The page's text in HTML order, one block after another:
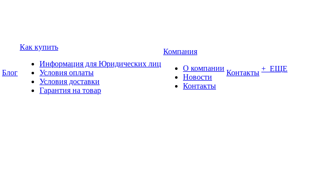
Блог
Как купить
Информация для Юридических лиц
Условия оплаты
Условия доставки
Гарантия на товар
Компания
О компании
Новости
Контакты
Контакты + ЕЩЕ